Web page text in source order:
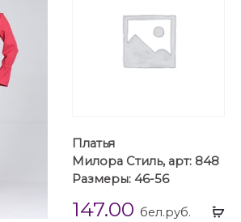
Платья
Милора Стиль, арт: 848
Размеры: 46-56
147.00 бел.руб.